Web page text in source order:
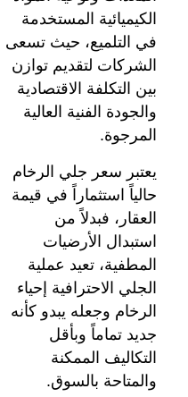
الكيميائية المستخدمة
في التلميع، حيث تسعى
الشركات لتقديم توازن
بين التكلفة الاقتصادية
والجودة الفنية العالية
المرجوة.
يعتبر سعر جلي الرخام
حالياً استثماراً في قيمة
العقار، فبدلاً من
استبدال الأرضيات
المطفية، تعيد عملية
الجلي الاحترافية إحياء
الرخام وجعله يبدو كأنه
جديد تماماً وبأقل
التكاليف الممكنة
والمتاحة بالسوق.